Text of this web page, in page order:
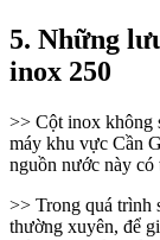
5. Những
inox 250
>> Cột inox không
máy khu vực Cần
nguồn nước này có
>> Trong quá trình
thường xuyên, để